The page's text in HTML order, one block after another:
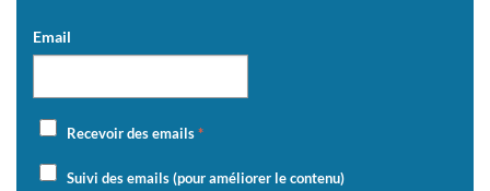
Email
Recevoir des emails*
Suivi des emails (pour améliorer le contenu)